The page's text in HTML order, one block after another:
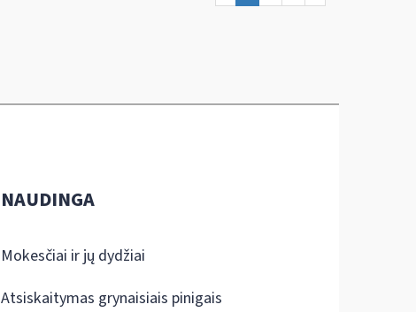
NAUDINGA
Mokesčiai ir jų dydžiai
Atsiskaitymas grynaisiais pinigais